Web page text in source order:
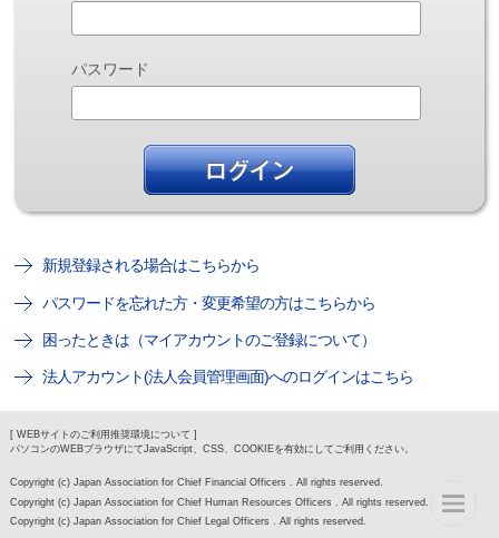
パスワード
新規登録される場合はこちらから
パスワードを忘れた方・変更希望の方はこちらから
困ったときは（マイアカウントのご登録について）
法人アカウント(法人会員管理画面)へのログインはこちら
[ WEBサイトのご利用推奨環境について ]
パソコンのWEBブラウザにてJavaScript、CSS、COOKIEを有効にしてご利用ください。
Copyright (c) Japan Association for Chief Financial Officers . All rights reserved.
Copyright (c) Japan Association for Chief Human Resources Officers . All rights reserved.
Copyright (c) Japan Association for Chief Legal Officers . All rights reserved.